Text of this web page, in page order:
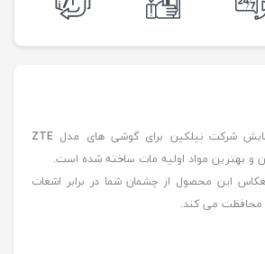
شرکت نیلکین برای گوشی های مدل ZTE
و بهترین مواد اولیه مات ساخته شده است.
این محصول از چشمان شما در برابر اشعات
محافظت می کند.